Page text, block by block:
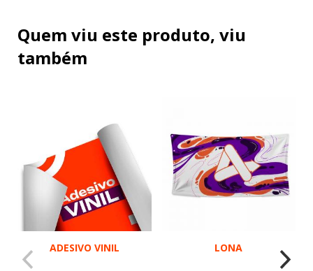
Quem viu este produto, viu
também
ADESIVO VINIL LONA